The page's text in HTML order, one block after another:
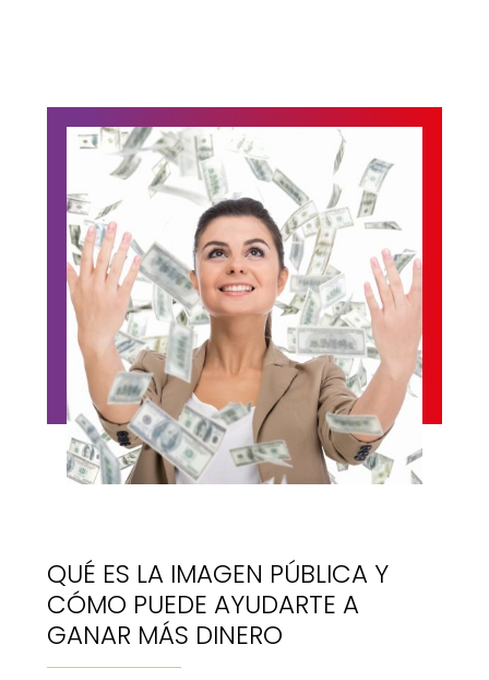
QUÉ ES LA IMAGEN PÚBLICA Y
CÓMO PUEDE AYUDARTE A
GANAR MÁS DINERO